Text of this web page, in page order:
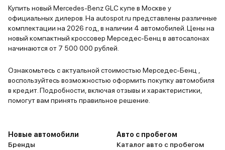
Купить новый Mercedes-Benz GLC купе в Москве у
официальных дилеров. На autospot.ru представлены различные
комплектации на 2026 год, в наличии 4 автомобилей. Цены на
новый компактный кроссовер Мерседес-Бенц в автосалонах
начинаются от 7 500 000 рублей.
Ознакомьтесь с актуальной стоимостью Мерседес-Бенц ,
воспользуйтесь возможностью оформить покупку автомобиля
в кредит. Подробности, включая отзывы и характеристики,
помогут вам принять правильное решение.
Новые автомобили
Бренды
Авто с пробегом
Каталог авто с пробегом